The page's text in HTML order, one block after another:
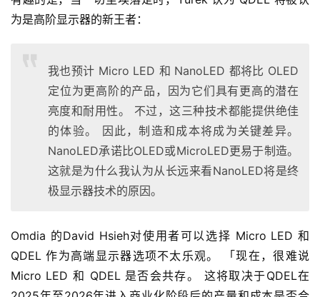
为是高阶显示器的新王者：
我也预计 Micro LED 和 NanoLED 都将比 OLED
定位为更高阶的产品，因为它们具有更高的潜在
亮度和耐用性。 不过，这三种技术都能提供绝佳
的体验。 因此，制造和成本将成为关键差异。
NanoLED承诺比OLED或MicroLED更易于制造。
这就是为什么我认为从长远来看NanoLED将是终
极显示器技术的原因。
Omdia 的David Hsieh对使用者可以选择 Micro LED 和
QDEL 作为高端显示器选项不太乐观。 「现在，很难说
Micro LED 和 QDEL 是否会共存。 这将取决于QDEL在